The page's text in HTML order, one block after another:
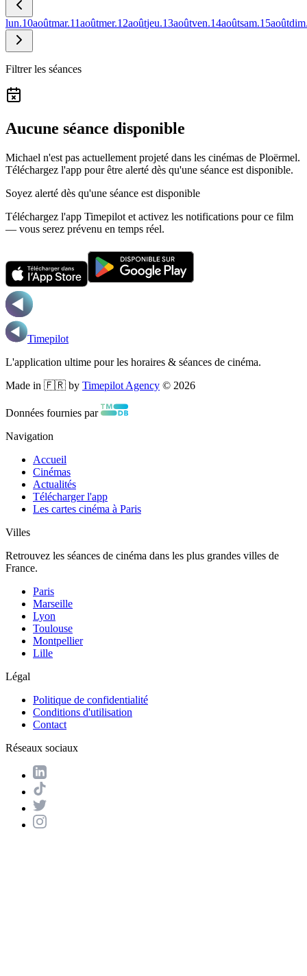
lun.10aoûtmar.11aoûtmer.12aoûtjeu.13aoûtven.14aoûtsam.15août
Filtrer les séances
Aucune séance disponible
Michael n'est pas actuellement projeté dans les cinémas de Ploërmel.
Téléchargez l'app pour être alerté dès qu'une séance est disponible.
Soyez alerté dès qu'une séance est disponible
Téléchargez l'app Timepilot et activez les notifications pour ce film
— vous serez prévenu en temps réel.
Timepilot
L'application ultime pour les horaires & séances de cinéma.
Made in 🇫🇷 by Timepilot Agency © 2026
Données fournies par
Navigation
Accueil
Cinémas
Actualités
Télécharger l'app
Les cartes cinéma à Paris
Villes
Retrouvez les séances de cinéma dans les plus grandes villes de
France.
Paris
Marseille
Lyon
Toulouse
Montpellier
Lille
Légal
Politique de confidentialité
Conditions d'utilisation
Contact
Réseaux sociaux